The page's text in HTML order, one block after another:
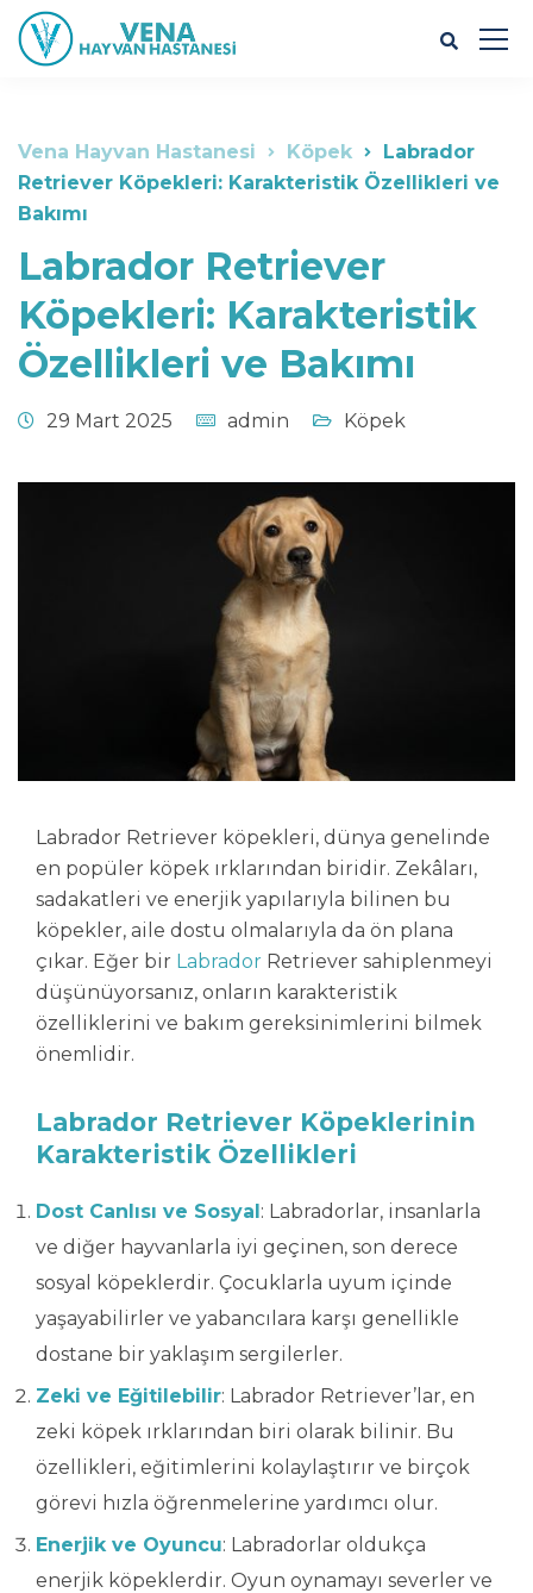
Vena Hayvan Hastanesi Köpek
Labrador
Retriever Köpekleri: Karakteristik Özellikleri ve
Bakımı
Labrador Retriever
Köpekleri: Karakteristik
Özellikleri ve Bakımı
29 Mart 2025 admin Köpek
Labrador Retriever köpekleri, dünya genelinde
en popüler köpek ırklarından biridir. Zekâları,
sadakatleri ve enerjik yapılarıyla bilinen bu
köpekler, aile dostu olmalarıyla da ön plana
çıkar. Eğer bir Labrador Retriever sahiplenmeyi
düşünüyorsanız, onların karakteristik
özelliklerini ve bakım gereksinimlerini bilmek
önemlidir.
Labrador Retriever Köpeklerinin
Karakteristik Özellikleri
Dost Canlısı ve Sosyal: Labradorlar, insanlarla
ve diğer hayvanlarla iyi geçinen, son derece
sosyal köpeklerdir. Çocuklarla uyum içinde
yaşayabilirler ve yabancılara karşı genellikle
dostane bir yaklaşım sergilerler.
Zeki ve Eğitilebilir: Labrador Retriever’lar, en
zeki köpek ırklarından biri olarak bilinir. Bu
özellikleri, eğitimlerini kolaylaştırır ve birçok
görevi hızla öğrenmelerine yardımcı olur.
Enerjik ve Oyuncu: Labradorlar oldukça
enerjik köpeklerdir. Oyun oynamayı severler ve